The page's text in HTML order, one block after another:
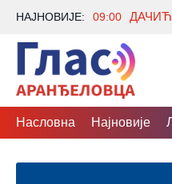
НАЈНОВИЈЕ: 09:00
Насловна Најновије